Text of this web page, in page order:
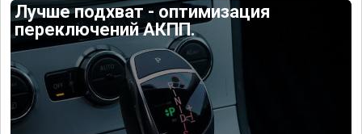
Лучше подхват - оптимизация
переключений АКПП.